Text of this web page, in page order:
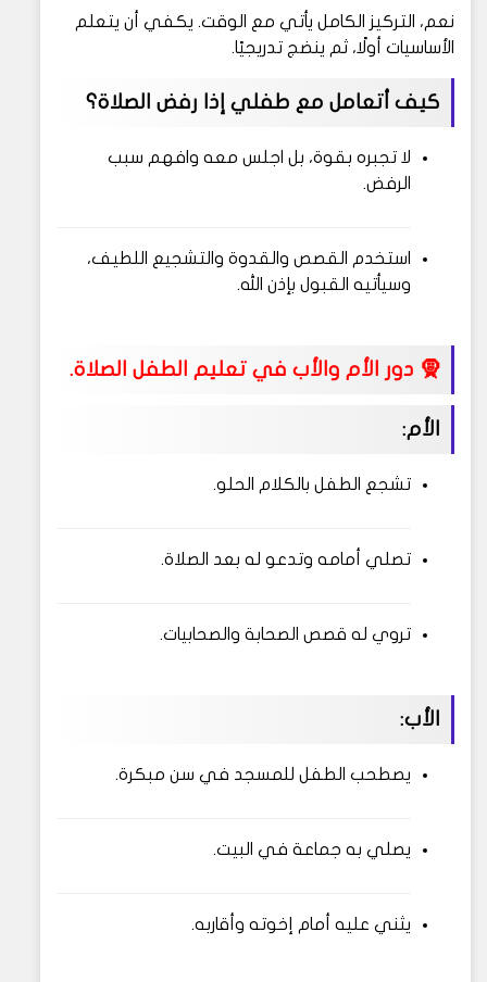
نعم، التركيز الكامل يأتي مع الوقت. يكفي أن يتعلم
الأساسيات أولًا، ثم ينضج تدريجيًا.
كيف أتعامل مع طفلي إذا رفض الصلاة؟
لا تجبره بقوة، بل اجلس معه وافهم سبب
الرفض.
استخدم القصص والقدوة والتشجيع اللطيف،
وسيأتيه القبول بإذن الله.
🧕 دور الأم والأب في تعليم الطفل الصلاة.
الأم:
تشجع الطفل بالكلام الحلو.
تصلي أمامه وتدعو له بعد الصلاة.
تروي له قصص الصحابة والصحابيات.
الأب:
يصطحب الطفل للمسجد في سن مبكرة.
يصلي به جماعة في البيت.
يثني عليه أمام إخوته وأقاربه.